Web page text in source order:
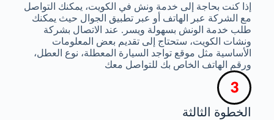
إذا كنت بحاجة إلى خدمة ونش في الكويت، يمكنك التواصل
مع الشركة عبر الهاتف أو عبر تطبيق الجوال حيث يمكنك
طلب خدمة الونش بسهولة ويسر. عند الاتصال بشركة
ونشات الكويت، ستحتاج إلى تقديم بعض المعلومات
الأساسية مثل موقع تواجد السيارة المعطلة، نوع العطل،
ورقم الهاتف الخاص بك للتواصل معك
الخطوة الثالثة